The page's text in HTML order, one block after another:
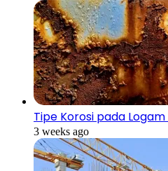
Tipe Korosi pada
3 weeks ago